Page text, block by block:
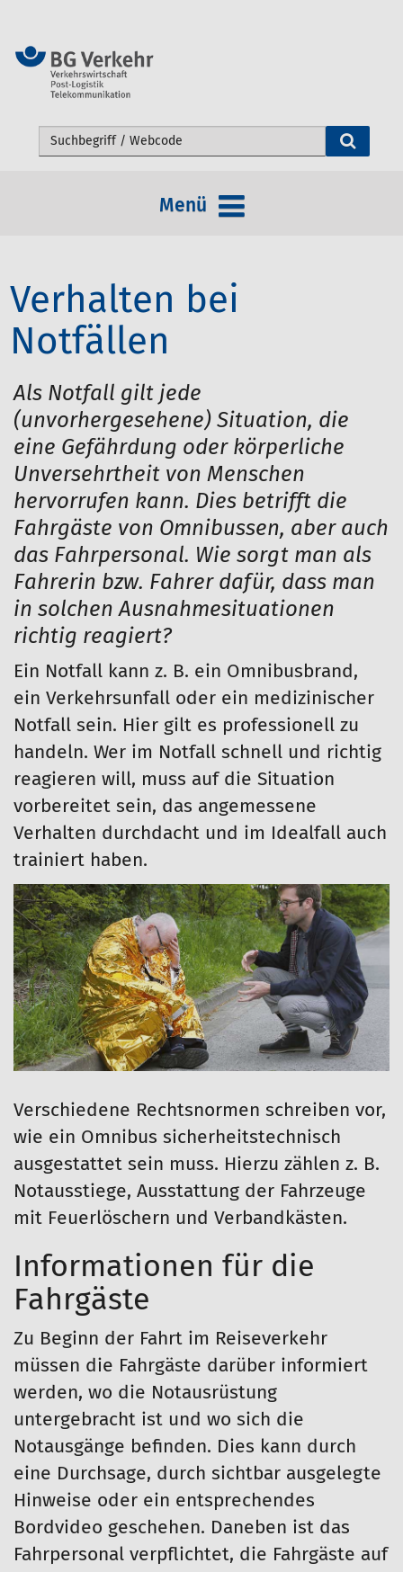
Webseite durchsuchen
Menü
Verhalten bei
Notfällen
Als Notfall gilt jede
(unvorhergesehene) Situation, die
eine Gefährdung oder körperliche
Unversehrtheit von Menschen
hervorrufen kann. Dies betrifft die
Fahrgäste von Omnibussen, aber auch
das Fahrpersonal. Wie sorgt man als
Fahrerin bzw. Fahrer dafür, dass man
in solchen Ausnahmesituationen
richtig reagiert?
Ein Notfall kann z. B. ein Omnibusbrand,
ein Verkehrsunfall oder ein medizinischer
Notfall sein. Hier gilt es professionell zu
handeln. Wer im Notfall schnell und richtig
reagieren will, muss auf die Situation
vorbereitet sein, das angemessene
Verhalten durchdacht und im Idealfall auch
trainiert haben.
Verschiedene Rechtsnormen schreiben vor,
wie ein Omnibus sicherheitstechnisch
ausgestattet sein muss. Hierzu zählen z. B.
Notausstiege, Ausstattung der Fahrzeuge
mit Feuerlöschern und Verbandkästen.
Informationen für die
Fahrgäste
Zu Beginn der Fahrt im Reiseverkehr
müssen die Fahrgäste darüber informiert
werden, wo die Notausrüstung
untergebracht ist und wo sich die
Notausgänge befinden. Dies kann durch
eine Durchsage, durch sichtbar ausgelegte
Hinweise oder ein entsprechendes
Bordvideo geschehen. Daneben ist das
Fahrpersonal verpflichtet, die Fahrgäste auf